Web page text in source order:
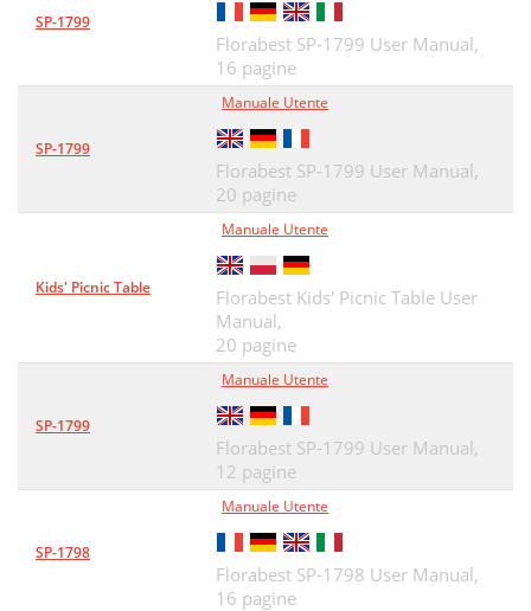
SP-1799
Florabest SP-1799 User Manual,
16 pagine
SP-1799
Manuale Utente
Florabest SP-1799 User Manual,
20 pagine
Kids' Picnic Table
Manuale Utente
Florabest Kids' Picnic Table User
Manual,
20 pagine
SP-1799
Manuale Utente
Florabest SP-1799 User Manual,
12 pagine
SP-1798
Manuale Utente
Florabest SP-1798 User Manual,
16 pagine